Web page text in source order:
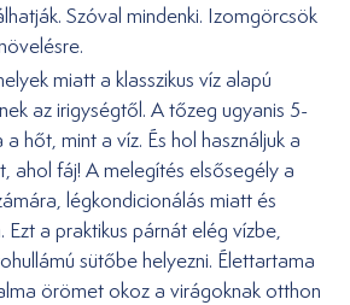
Szóval mindenki. Izomgörcsök
miatt a klasszikus víz alapú
az irigységtől. A tőzeg ugyanis 5-
hőt, mint a víz. És hol használjuk a
ahol fáj! A melegítés elsősegély a
légkondicionálás miatt és
Ezt a praktikus párnát elég vízbe,
sütőbe helyezni. Élettartama
örömet okoz a virágoknak otthon